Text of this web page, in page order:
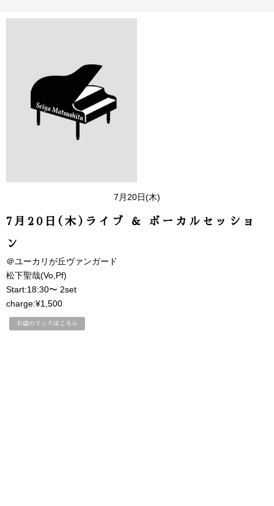
7月20日(木)
7月20日(木)ライブ & ボーカルセッショ
ン
＠ユーカリが丘ヴァンガード
松下聖哉(Vo,Pf)
Start:18:30〜 2set
charge:¥1,500
お店のリンクはこちら